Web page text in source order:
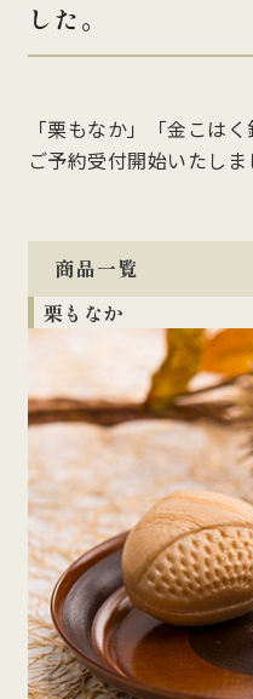
した。
「栗もなか」「金こは
ご予約受付開始いたしま
商品一覧
栗もなか